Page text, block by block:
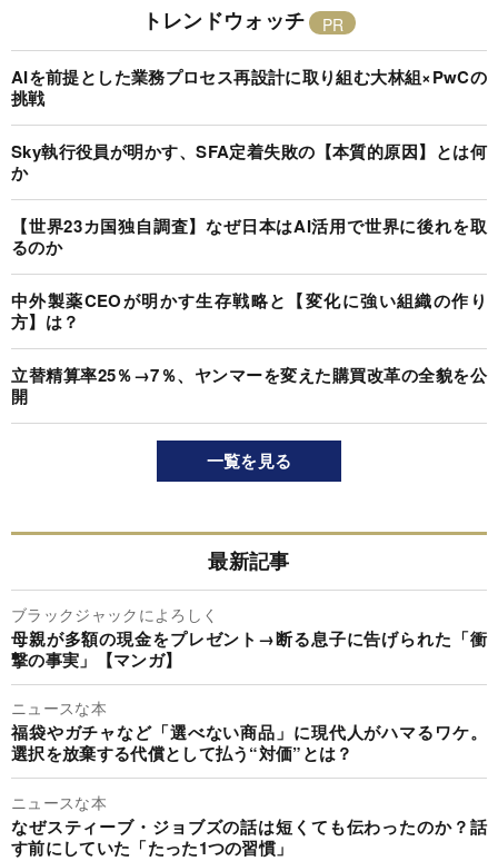
トレンドウォッチ
AIを前提とした業務プロセス再設計に取り組む大林組×PwCの
挑戦
Sky執行役員が明かす、SFA定着失敗の【本質的原因】とは何
か
【世界23カ国独自調査】なぜ日本はAI活用で世界に後れを取
るのか
中外製薬CEOが明かす生存戦略と【変化に強い組織の作り
方】は？
立替精算率25％→7％、ヤンマーを変えた購買改革の全貌を公
開
一覧を見る
最新記事
ブラックジャックによろしく
母親が多額の現金をプレゼント→断る息子に告げられた「衝
撃の事実」【マンガ】
ニュースな本
福袋やガチャなど「選べない商品」に現代人がハマるワケ。
選択を放棄する代償として払う“対価”とは？
ニュースな本
なぜスティーブ・ジョブズの話は短くても伝わったのか？話
す前にしていた「たった1つの習慣」